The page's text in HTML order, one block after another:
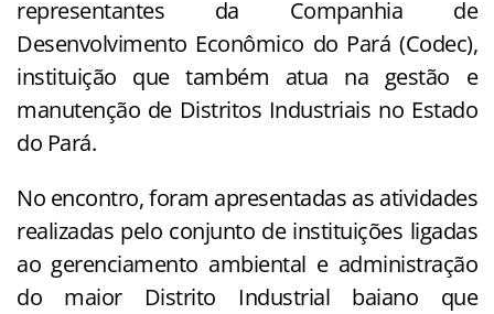
representantes da Companhia de
Desenvolvimento Econômico do Pará (Codec),
instituição que também atua na gestão e
manutenção de Distritos Industriais no Estado
do Pará.
No encontro, foram apresentadas as atividades
realizadas pelo conjunto de instituições ligadas
ao gerenciamento ambiental e administração
do maior Distrito Industrial baiano que